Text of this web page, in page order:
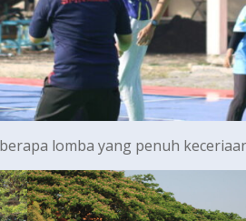
lomba yang penuh